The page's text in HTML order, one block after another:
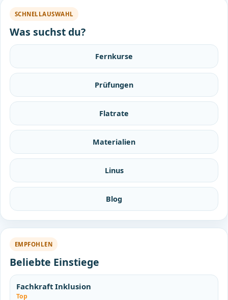
SCHNELLAUSWAHL
Was suchst du?
Fernkurse
Prüfungen
Flatrate
Materialien
Linus
Blog
EMPFOHLEN
Beliebte Einstiege
Fachkraft Inklusion
Top